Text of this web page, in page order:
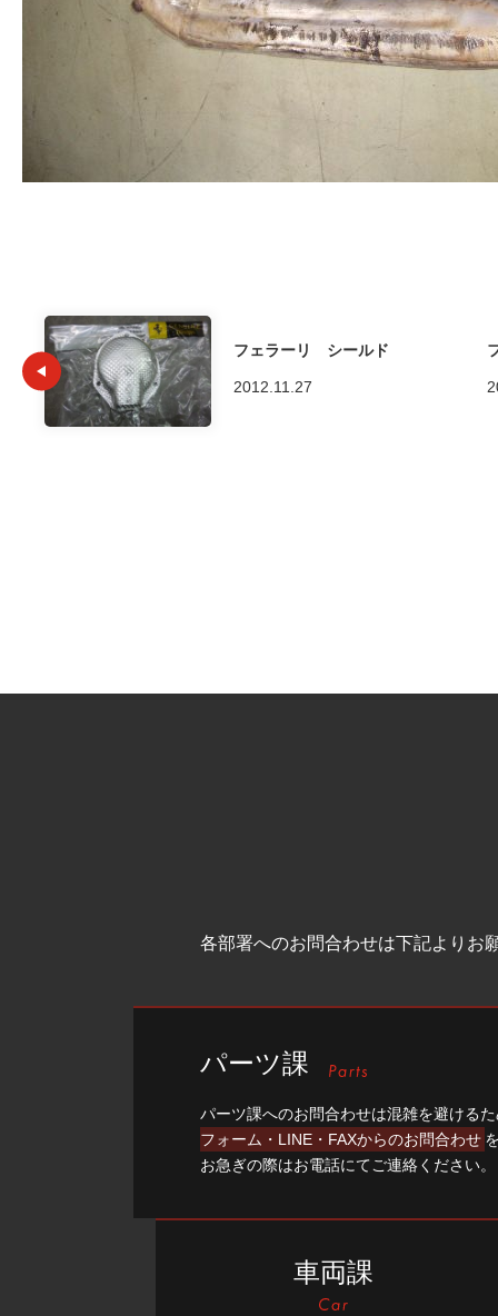
フェラーリ シールド
2012.11.27
各部署へのお問合わせは下記よりお
パーツ課
パーツ課へのお問合わせは混雑を避ける
フォーム・LINE・FAXからのお問合わせ
お急ぎの際はお電話にてご連絡ください。
車両課